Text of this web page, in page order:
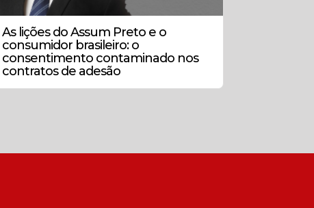
As lições do Assum Preto e o
consumidor brasileiro: o
consentimento contaminado nos
contratos de adesão